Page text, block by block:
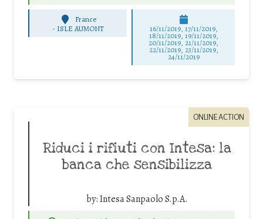
France
- ISLE AUMONT 16/11/2019, 17/11/2019,
18/11/2019, 19/11/2019,
20/11/2019, 21/11/2019,
22/11/2019, 23/11/2019,
24/11/2019
ONLINE ACTION
Riduci i rifiuti con Intesa: la
banca che sensibilizza
by:Intesa Sanpaolo S.p.A.